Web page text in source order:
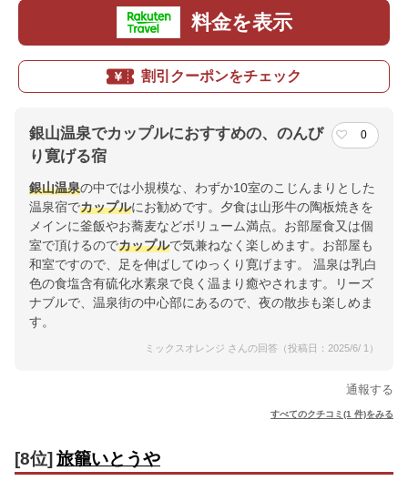
料金を表示
割引クーポンをチェック
銀山温泉でカップルにおすすめの、のんび
り寛げる宿
0
銀山温泉の中では小規模な、わずか10室のこじんまりとした
温泉宿でカップルにお勧めです。夕食は山形牛の陶板焼きを
メインに釜飯やお蕎麦などボリューム満点。お部屋食又は個
室で頂けるのでカップルで気兼ねなく楽しめます。お部屋も
和室ですので、足を伸ばしてゆっくり寛げます。 温泉は乳白
色の食塩含有硫化水素泉で良く温まり癒やされます。リーズ
ナブルで、温泉街の中心部にあるので、夜の散歩も楽しめま
す。
ミックスオレンジ さんの回答（投稿日：2025/6/ 1）
通報する
すべてのクチコミ(1 件)をみる
[8位] 旅籠いとうや